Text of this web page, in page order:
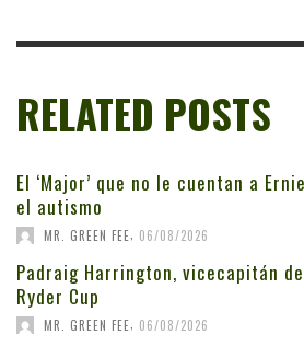
RELATED POSTS
El ‘Major’ que no le cuentan a
el autismo
MR. GREEN FEE, 06/08/2026
Padraig Harrington, vicecapitán
Ryder Cup
MR. GREEN FEE 06/08/2026